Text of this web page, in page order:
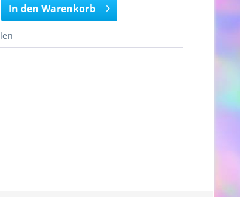
In den Warenkorb